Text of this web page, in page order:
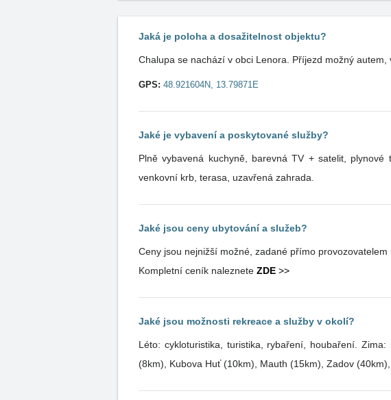
Jaká je poloha a dosažitelnost objektu?
Chalupa se nachází v obci Lenora. Příjezd možný autem,
GPS: 48.921604N, 13.79871E
Jaké je vybavení a poskytované služby?
Plně vybavená kuchyně, barevná TV + satelit,
venkovní krb, terasa, uzavřená zahrada.
Jaké jsou ceny ubytování a služeb?
Ceny jsou nejnižší možné, zadané přímo
Kompletní ceník naleznete ZDE >>
Jaké jsou možnosti rekreace a služby v okolí?
Léto: cykloturistika, turistika, rybaření, houbaření.
(8km), Kubova Huť (10km), Mauth (15km), Zadov